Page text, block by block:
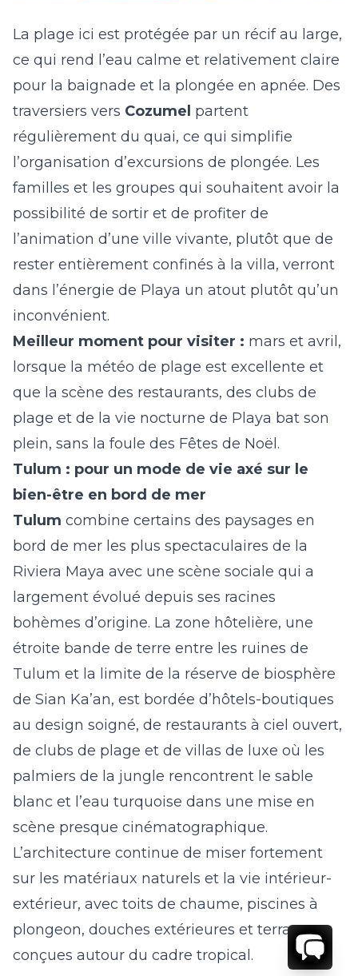
La plage ici est protégée par un récif au large,
ce qui rend l’eau calme et relativement claire
pour la baignade et la plongée en apnée. Des
traversiers vers Cozumel partent
régulièrement du quai, ce qui simplifie
l’organisation d’excursions de plongée. Les
familles et les groupes qui souhaitent avoir la
possibilité de sortir et de profiter de
l’animation d’une ville vivante, plutôt que de
rester entièrement confinés à la villa, verront
dans l’énergie de Playa un atout plutôt qu’un
inconvénient.
Meilleur moment pour visiter : mars et avril,
lorsque la météo de plage est excellente et
que la scène des restaurants, des clubs de
plage et de la vie nocturne de Playa bat son
plein, sans la foule des Fêtes de Noël.
Tulum : pour un mode de vie axé sur le
bien-être en bord de mer
Tulum combine certains des paysages en
bord de mer les plus spectaculaires de la
Riviera Maya avec une scène sociale qui a
largement évolué depuis ses racines
bohèmes d’origine. La zone hôtelière, une
étroite bande de terre entre les ruines de
Tulum et la limite de la réserve de biosphère
de Sian Ka’an, est bordée d’hôtels-boutiques
au design soigné, de restaurants à ciel ouvert,
de clubs de plage et de villas de luxe où les
palmiers de la jungle rencontrent le sable
blanc et l’eau turquoise dans une mise en
scène presque cinématographique.
L’architecture continue de miser fortement
sur les matériaux naturels et la vie intérieur-
extérieur, avec toits de chaume, piscines à
plongeon, douches extérieures et terrasses
conçues autour du cadre tropical.